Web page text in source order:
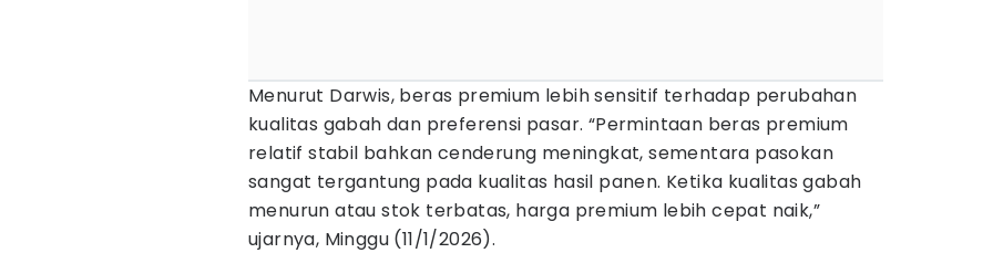
Menurut Darwis, beras premium lebih sensitif terhadap perubahan
kualitas gabah dan preferensi pasar. “Permintaan beras premium
relatif stabil bahkan cenderung meningkat, sementara pasokan
sangat tergantung pada kualitas hasil panen. Ketika kualitas gabah
menurun atau stok terbatas, harga premium lebih cepat naik,”
ujarnya, Minggu (11/1/2026).